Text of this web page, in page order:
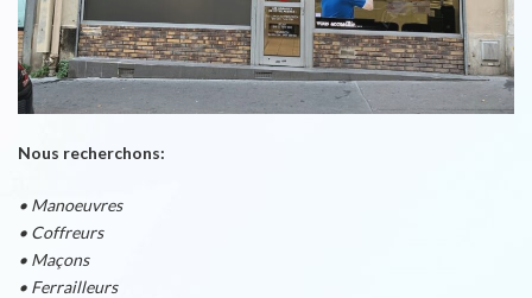
Nous recherchons:
• Manoeuvres
• Coffreurs
• Maçons
• Ferrailleurs